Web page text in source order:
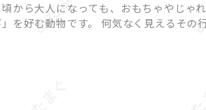
から大人になっても、おもちゃやじゃ
を好む動物です。 何気なく見えるその